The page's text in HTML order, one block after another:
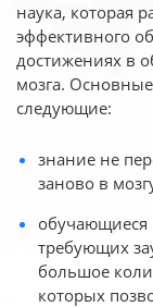
наука, которая
эффективного
достижениях в
мозга.
следующие:
знание не
заново в
обучающиеся
требующих
большое
которых